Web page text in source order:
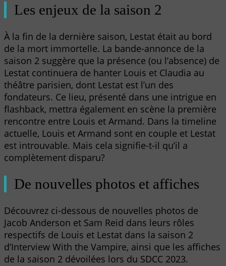
Les enjeux de la saison 2
À la fin de la dernière saison, Lestat était au bord
de la mort immortelle. La bande-annonce de la
saison 2 suggère que la présence (ou l’absence) de
Lestat continuera de hanter Louis et Claudia au
théâtre parisien, dont Lestat est l’un des
fondateurs. Ce lieu, présenté dans une intrigue en
flashback, mettra également en scène la première
rencontre entre Louis et Armand. Dans la timeline
actuelle, Louis et Armand sont en couple et Lestat
est introuvable. Mais cela signifie-t-il qu’il a
complètement disparu?
De nouvelles photos et affiches
Découvrez ci-dessous de nouvelles photos de
Jacob Anderson et Sam Reid dans leurs rôles
respectifs de Louis et Lestat dans la saison 2
d’Interview With the Vampire, ainsi que les affiches
de la saison 2 dévoilées lors du SDCC 2023.